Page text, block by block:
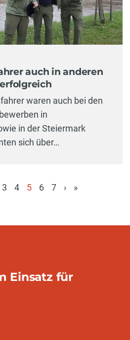
auch in anderen
waren auch bei den
in
in der Steiermark
sich über…
3 4
5
6 7 › »
Einsatz für